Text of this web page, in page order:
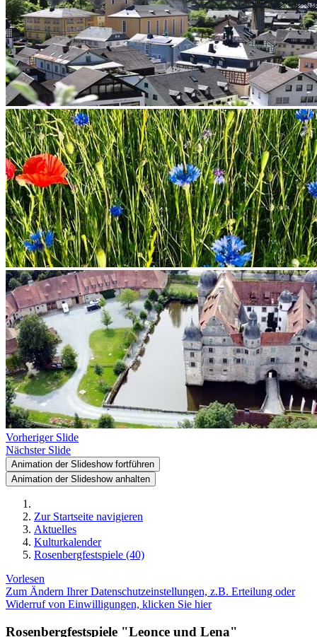
Vorheriger Slide
Nächster Slide
Animation der Slideshow fortführen
Animation der Slideshow anhalten
Zur Startseite navigieren
Aktuelles
Kulturkalender
Rosenbergfestspiele (40)
Vorlesen
Zum Ändern Ihrer Datenschutzeinstellungen, z.B. Erteilung oder
Widerruf von Einwilligungen, klicken Sie hier
Rosenbergfestspiele "Leonce und Lena"